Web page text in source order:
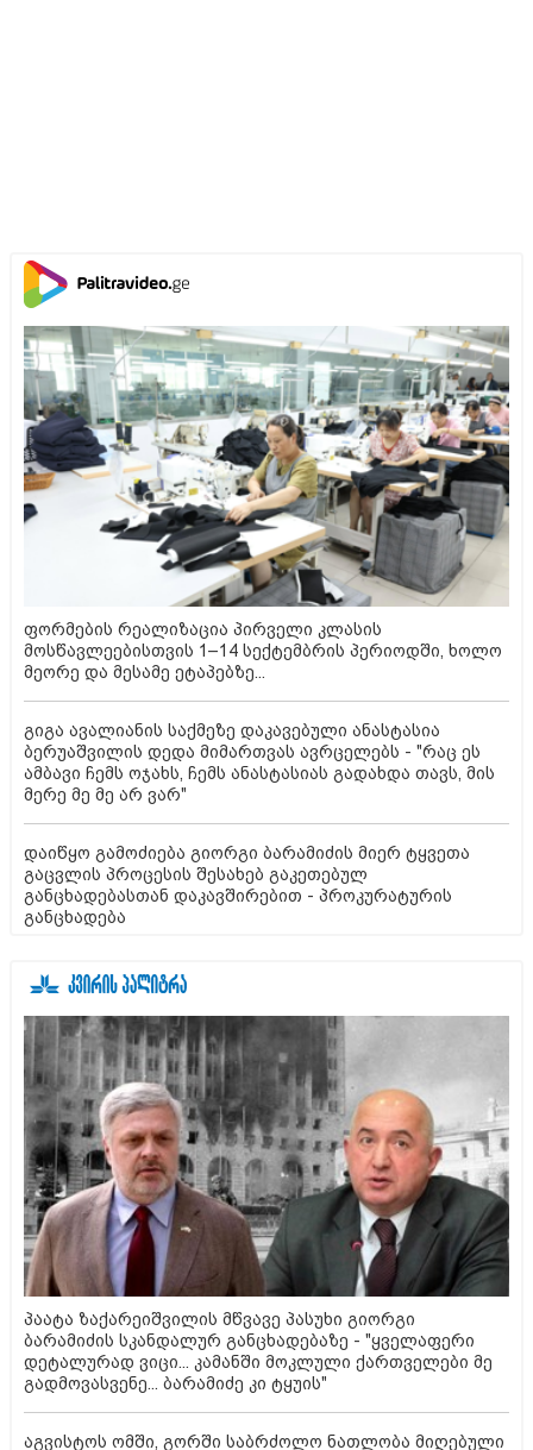
ფორმების რეალიზაცია პირველი კლასის
მოსწავლეებისთვის 1–14 სექტემბრის პერიოდში, ხოლო
მეორე და მესამე ეტაპებზე...
გიგა ავალიანის საქმეზე დაკავებული ანასტასია
ბერუაშვილის დედა მიმართვას ავრცელებს - "რაც ეს
ამბავი ჩემს ოჯახს, ჩემს ანასტასიას გადახდა თავს, მის
მერე მე მე არ ვარ"
დაიწყო გამოძიება გიორგი ბარამიძის მიერ ტყვეთა
გაცვლის პროცესის შესახებ გაკეთებულ
განცხადებასთან დაკავშირებით - პროკურატურის
განცხადება
პაატა ზაქარეიშვილის მწვავე პასუხი გიორგი
ბარამიძის სკანდალურ განცხადებაზე - "ყველაფერი
დეტალურად ვიცი... კამანში მოკლული ქართველები მე
გადმოვასვენე... ბარამიძე კი ტყუის"
აგვისტოს ომში, გორში საბრძოლო ნათლობა მიღებული